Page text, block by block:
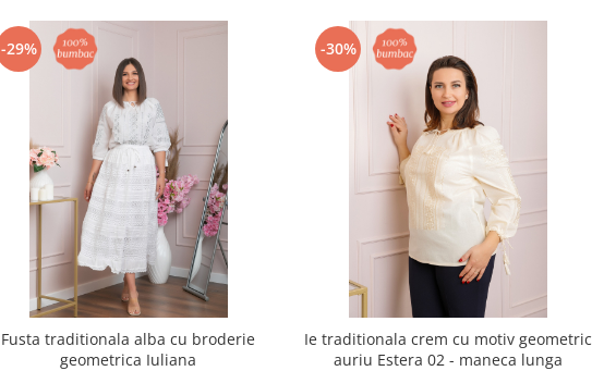
-29%
Fusta traditionala alba cu broderie
geometrica Iuliana
-30%
Ie traditionala crem cu motiv geometric
auriu Estera 02 - maneca lunga